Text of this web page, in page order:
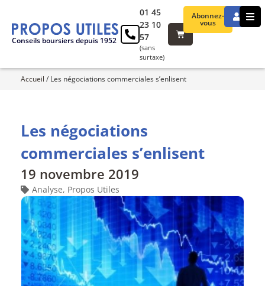
Conseils boursiers depuis 1952
Abonnez-
vous
01 45
23 10
57
(sans
surtaxe)
Accueil / Les négociations commerciales s’enlisent
Les négociations
commerciales s’enlisent
19 novembre 2019
Analyse, Propos Utiles